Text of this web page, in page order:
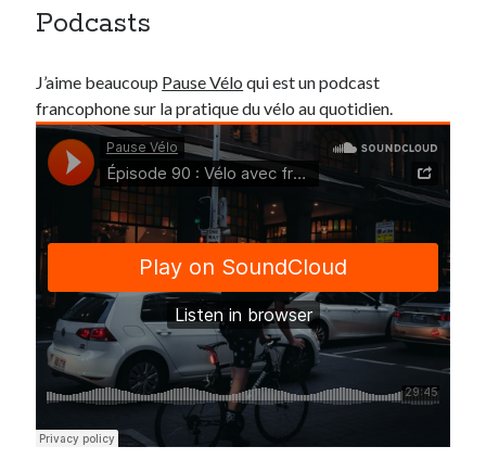
Podcasts
J’aime beaucoup Pause Vélo qui est un podcast
francophone sur la pratique du vélo au quotidien.